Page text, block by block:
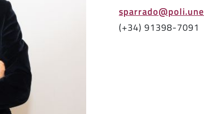
(+34) 91398-7091